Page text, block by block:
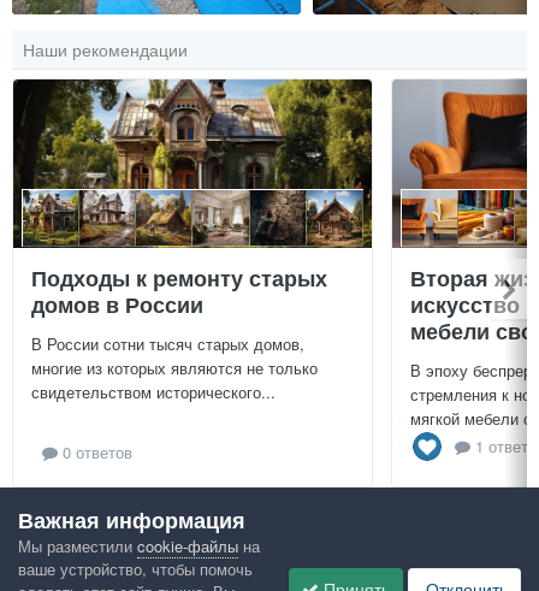
Наши рекомендации
Подходы к ремонту старых
домов в России
В России сотни тысяч старых домов,
многие из которых являются не только
свидетельством исторического...
0 ответов
Вторая
искусство
мебели
В эпоху
стремления к
мягкой мебели
1 ответ
Посмотреть всё
Важная информация
Мы разместили cookie-файлы на
ваше устройство, чтобы помочь